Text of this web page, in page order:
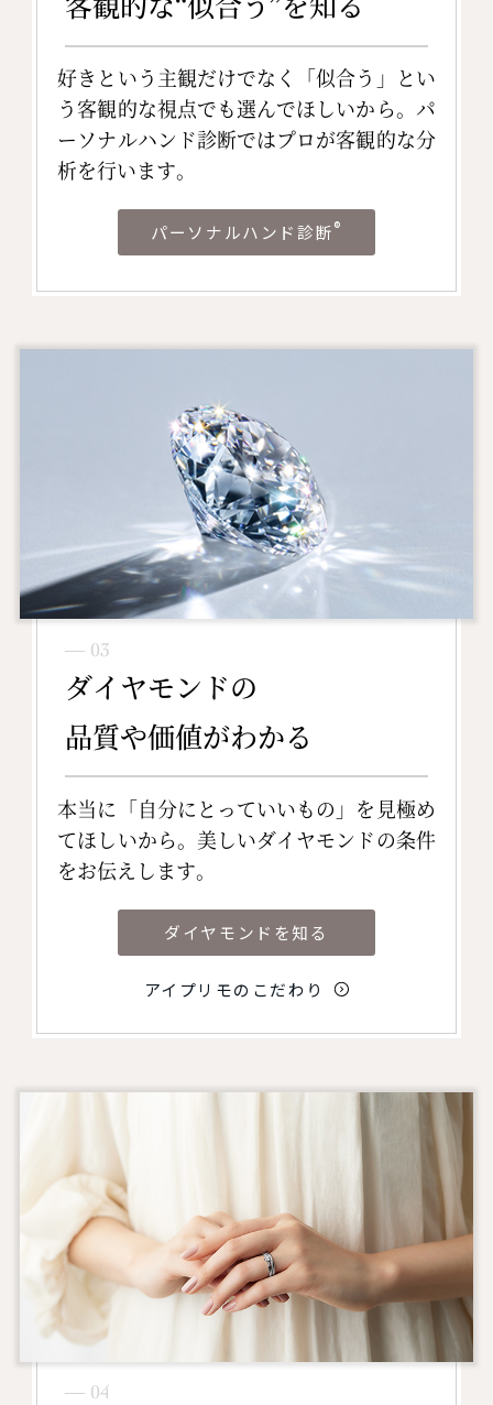
好きという主観だけでなく「似合う」とい
う客観的な視点でも選んでほしいから。パ
ーソナルハンド診断ではプロが客観的な分
析を行います。
パーソナルハンド診断®
― 03
ダイヤモンドの
品質や価値がわかる
本当に「自分にとっていいもの」を見極め
てほしいから。美しいダイヤモンドの条件
をお伝えします。
ダイヤモンドを知る
アイプリモのこだわり
― 04